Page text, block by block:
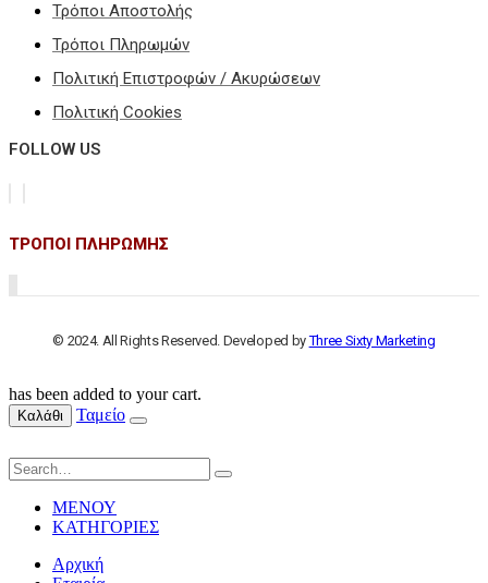
Τρόποι Αποστολής
Τρόποι Πληρωμών
Πολιτική Επιστροφών / Ακυρώσεων
Πολιτική Cookies
FOLLOW US
ΤΡΟΠΟΙ ΠΛΗΡΩΜΗΣ
© 2024. All Rights Reserved. Developed byThree Sixty Marketing
has been added to your cart.
Καλάθι Ταμείο
ΜΕΝΟΥ
ΚΑΤΗΓΟΡΙΕΣ
Αρχική